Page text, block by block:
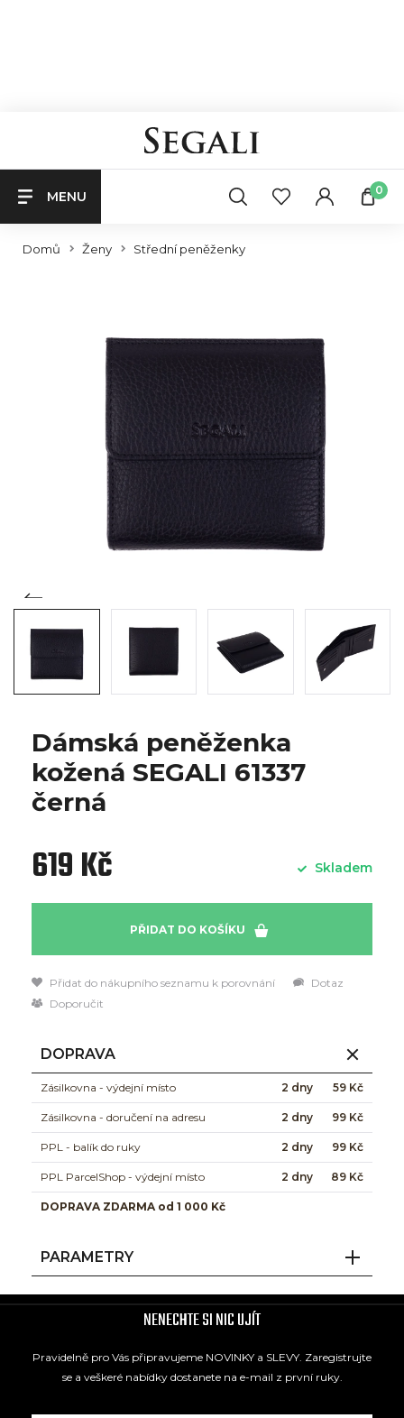
MENU 0
Domů Ženy Střední peněženky
Dámská peněženka
kožená SEGALI 61337
černá
619 Kč Skladem
PŘIDAT DO KOŠÍKU
Přidat do nákupního seznamu k porovnání
Dotaz
Doporučit
DOPRAVA
Zásilkovna - výdejní místo 2 dny 59 Kč
Zásilkovna - doručení na adresu 2 dny 99 Kč
PPL - balík do ruky 2 dny 99 Kč
PPL ParcelShop - výdejní místo 2 dny 89 Kč
DOPRAVA ZDARMA od 1 000 Kč
PARAMETRY
NENECHTE SI NIC UJÍT
Pravidelně pro Vás připravujeme NOVINKY a SLEVY. Zaregistrujte
se a veškeré nabídky dostanete na e-mail z první ruky.